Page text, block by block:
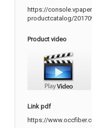
https://
productcatalog/
Product video
Link pdf
https://